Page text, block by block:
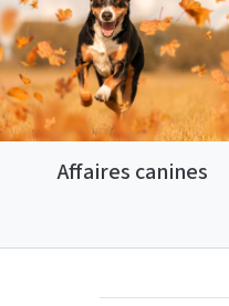
Affaires canines